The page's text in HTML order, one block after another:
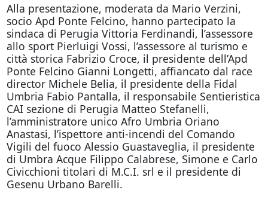
Alla presentazione, moderata da Mario Verzini,
socio Apd Ponte Felcino, hanno partecipato la
sindaca di Perugia Vittoria Ferdinandi, l’assessore
allo sport Pierluigi Vossi, l’assessore al turismo e
città storica Fabrizio Croce, il presidente dell’Apd
Ponte Felcino Gianni Longetti, affiancato dal race
director Michele Belia, il presidente della Fidal
Umbria Fabio Pantalla, il responsabile Sentieristica
CAI sezione di Perugia Matteo Stefanelli,
l’amministratore unico Afro Umbria Oriano
Anastasi, l’ispettore anti-incendi del Comando
Vigili del fuoco Alessio Guastaveglia, il presidente
di Umbra Acque Filippo Calabrese, Simone e Carlo
Civicchioni titolari di M.C.I. srl e il presidente di
Gesenu Urbano Barelli.